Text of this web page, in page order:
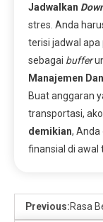
Jadwalkan
stres. Anda
terisi jadwal apa
sebagai buffer
Manajemen
Buat anggaran
transportasi,
demikian,
finansial di awal
Previous:Rasa